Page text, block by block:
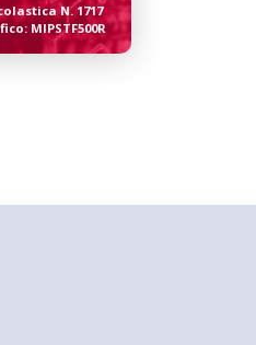
N. 1717
MIPSTF500R